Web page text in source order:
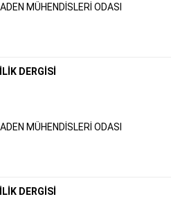
MÜHENDİSLERİ ODASI
DERGİSİ
MÜHENDİSLERİ ODASI
DERGİSİ